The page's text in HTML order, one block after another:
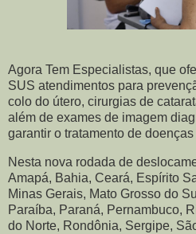
Agora Tem Especialistas, que
SUS atendimentos para
colo do útero, cirurgias de
além de exames de imagem
garantir o tratamento de
Nesta nova rodada de
Amapá, Bahia, Ceará, Espírito
Minas Gerais, Mato Grosso do
Paraíba, Paraná, Pernambuco,
do Norte, Rondônia, Sergipe,